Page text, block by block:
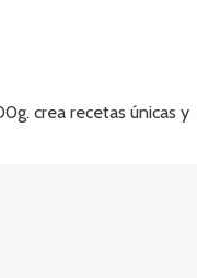
crea recetas únicas y